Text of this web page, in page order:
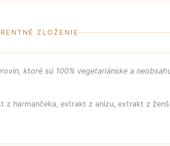
ZLOŽENIE
ktoré sú 100% vegetariánske a
z harmančeka, extrakt z anízu, extrakt z